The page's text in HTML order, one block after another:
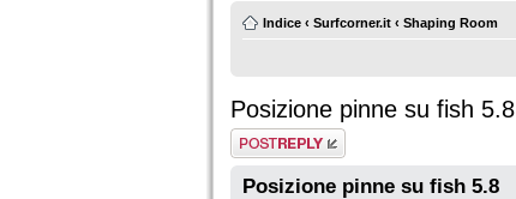
Indice ‹ Surfcorner.it ‹ Shaping Room
Posizione pinne su fish 5.8
Rispondi al
messaggio
Posizione pinne su fish 5.8